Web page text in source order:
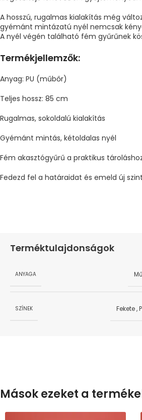
A hosszú, rugalmas kialakítás még
gyémánt mintázatú nyél nemcsak
A nyél végén található fém gyűrűnek
Termékjellemzők:
Anyag: PU (műbőr)
Teljes hossz: 85 cm
Rugalmas, sokoldalú kialakítás
Gyémánt mintás, kétoldalas nyél
Fém akasztógyűrű a praktikus
Fedezd fel a határaidat és emeld új
Terméktulajdonságok
ANYAGA
SZÍNEK Fekete,
Mások ezeket a